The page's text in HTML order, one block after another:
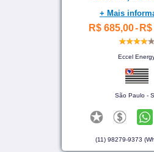
+ Mais
R$ 685,00-
Eccel
São Paulo -
(11) 98279-9373